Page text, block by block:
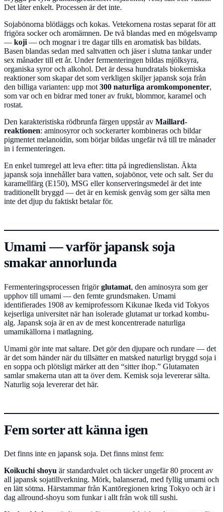
Det låter enkelt. Processen är det inte.
Sojabönorna blötläggs och kokas. Vetekornena rostas separat för att
frigöra socker och aromämnen. De två blandas med en mögelsvamp
— koji— och mognar i tre dagar tills en aromatisk bas bildats.
Basen blandas sedan med saltvatten och jäser i slutna tankar under
sex månader till ett år. Under fermenteringen bildas mjölksyra,
organiska syror och alkohol. Det är dessa hundratals biokemiska
reaktioner som skapar det som verkligen skiljer japansk soja från
den billiga varianten: upp mot300 naturliga aromkomponenter,
som var och en bidrar med toner av frukt, blommor, karamel och
rostat.
Den karakteristiska rödbrunfa färgen uppstår av Maillard-
reaktionen: aminosyror och sockerarter kombineras och bildar
pigmentet melanoidin, som börjar bildas ungefär två till tre månader
in i fermenteringen.
En enkel tumregel att leva efter: titta på ingredienslistan. Äkta
japansk soja innehåller bara vatten, sojabönor, vete och salt. Ser du
karamellfärg (E150), MSG eller konserveringsmedel är det inte
traditionellt bryggd — det är en kemisk genväg som ger sälta men
inte det djup du faktiskt betalar för.
Umami — varför japansk soja
smakar annorlunda
Fermenteringsprocessen frigörglutamat, den aminosyra som ger
upphov till umami — den femte grundsmaken. Umami
identifierades 1908 av kemiprofessorn Kikunae Ikeda vid Tokyos
kejserliga universitet när han isolerade glutamat ur torkad kombu-
alg. Japansk soja är en av de mest koncentrerade naturliga
umamikällorna i matlagning.
Umami gör inte mat saltare. Det gör den djupare och rundare — det
är det som händer när du tillsätter en matsked naturligt bryggd soja i
en soppa och plötsligt märker att den “sitter ihop.” Glutamaten
samlar smakerna utan att ta över dem. Kemisk soja levererar sälta.
Naturlig soja levererar det här.
Fem sorter att känna igen
Det finns inte en japansk soja. Det finns minst fem:
Koikuchi shoyu är standardvalet och täcker ungefär 80 procent av
all japansk sojatillverkning. Mörk, balanserad, med fyllig umami och
en lätt sötma. Härstammar från Kantōregionen kring Tokyo och är i
dag allround-shoyu som funkar i allt från wok till sushi.